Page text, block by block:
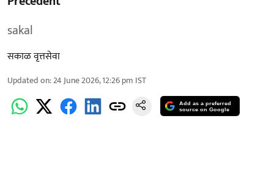
sakal
सकाळ वृत्तसेवा
Updated on:24 June 2026, 12:26 pm IST
Add as a preferred
source on Google